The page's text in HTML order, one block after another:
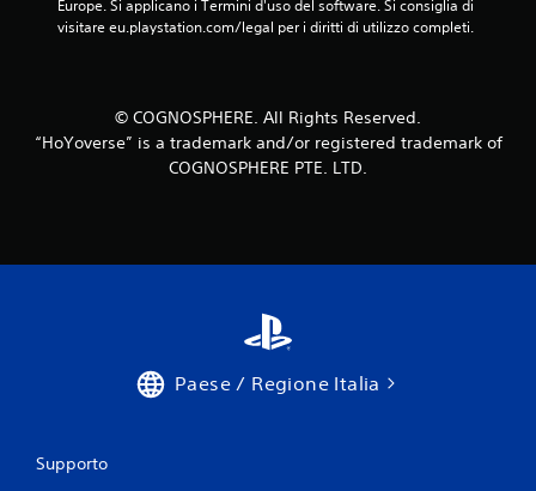
Europe. Si applicano i Termini d'uso del software. Si consiglia di
visitare eu.playstation.com/legal per i diritti di utilizzo completi.
© COGNOSPHERE. All Rights Reserved.
“HoYoverse” is a trademark and/or registered trademark of
COGNOSPHERE PTE. LTD.
Paese / Regione Italia
Supporto